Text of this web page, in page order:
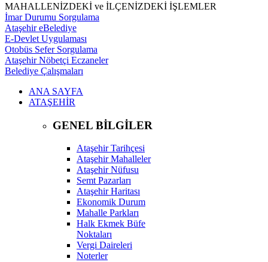
MAHALLENİZDEKİ ve İLÇENİZDEKİ İŞLEMLER
İmar Durumu Sorgulama
Ataşehir eBelediye
E-Devlet Uygulaması
Otobüs Sefer Sorgulama
Ataşehir Nöbetçi Eczaneler
Belediye Çalışmaları
ANA SAYFA
ATAŞEHİR
GENEL BİLGİLER
Ataşehir Tarihçesi
Ataşehir Mahalleler
Ataşehir Nüfusu
Semt Pazarları
Ataşehir Haritası
Ekonomik Durum
Mahalle Parkları
Halk Ekmek Büfe
Noktaları
Vergi Daireleri
Noterler